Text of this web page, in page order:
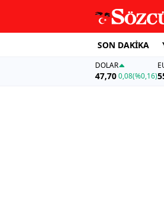
SON DAKİKA
DOLAR
47,700,08(%0,16)